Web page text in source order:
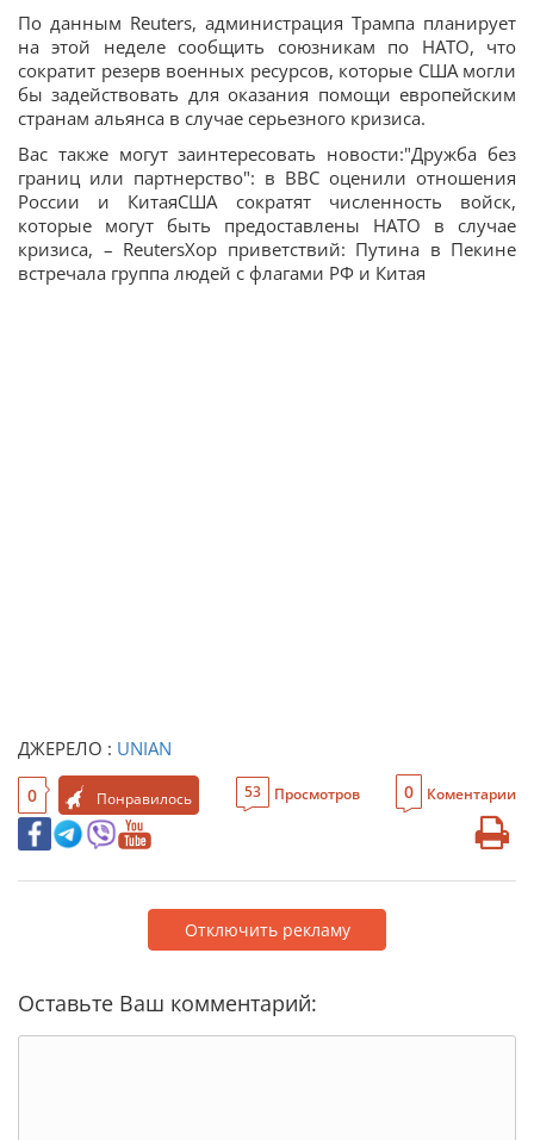
По данным Reuters, администрация Трампа планирует
на этой неделе сообщить союзникам по НАТО, что
сократит резерв военных ресурсов, которые США могли
бы задействовать для оказания помощи европейским
странам альянса в случае серьезного кризиса.
Вас также могут заинтересовать новости:"Дружба без
границ или партнерство": в BBC оценили отношения
России и КитаяСША сократят численность войск,
которые могут быть предоставлены НАТО в случае
кризиса, – ReutersХор приветствий: Путина в Пекине
встречала группа людей с флагами РФ и Китая
ДЖЕРЕЛО : UNIAN
0 Понравилось 53 Просмотров 0 Коментарии
Отключить рекламу
Оставьте Ваш комментарий: